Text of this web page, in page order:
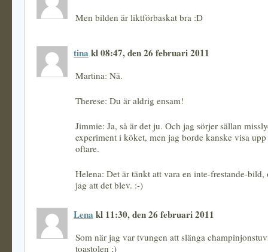
Men bilden är liktförbaskat bra :D
tina kl 08:47, den 26 februari 2011
Martina: Nä.
Therese: Du är aldrig ensam!
Jimmie: Ja, så är det ju. Och jag sörjer sällan
experiment i köket, men jag borde kanske visa
oftare.
Helena: Det är tänkt att vara en inte-frestande-bild,
jag att det blev. :-)
Lena kl 11:30, den 26 februari 2011
Som när jag var tvungen att slänga
toastolen ;)